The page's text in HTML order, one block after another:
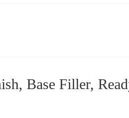
Base Filler,